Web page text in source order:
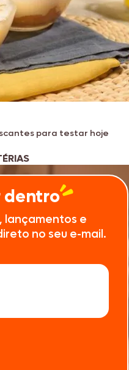
para testar hoje
dentro
lançamentos e
no seu e-mail.